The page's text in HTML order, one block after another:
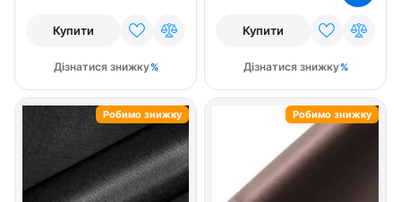
Купити
Дізнатися знижку
Купити
Дізнатися знижку
Робимо знижку Робимо знижку